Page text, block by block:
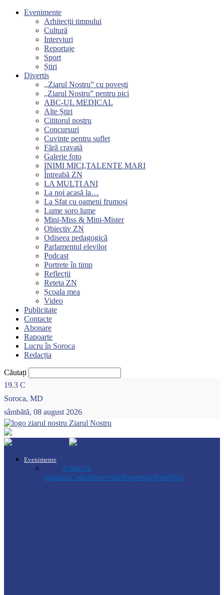
Evenimente
Arhitecții timpului
Cultură
Interviuri
Reportaje
Sport
Știri
Divertis
,,Ziarul Nostru” cu povești
„Ziarul Nostru” pentru pici
ABC-UL MEDICAL
Alte Știri
Cititorul nostru
Concursuri
Cuvinte pentru suflet
Fără cravată
Galerie foto
INIMI MICI,TALENTE MARI
Întreabă ZN
LA MULŢI ANI
La noi acasă la…
La Sfat cu oameni frumoși
Lume soro lume
Mini-Miss & Mini-Mister
Obiectiv ZN
Odiseea pedagogică
Parlamentul elevilor
Podcast
Portrete în timp
Reflecții
Reteta ZN
Școala mea
Video
Publicitate
Contacte
Abonare
Rapoarte
Lucru în Soroca
Redacția
Căutați
19.3 C
Soroca, MD
sâmbătă, 08 august 2026
Ziarul Nostru
Evenimente
Arhitecții
timpuluiCulturăInterviuriReportajeSportȘtiri